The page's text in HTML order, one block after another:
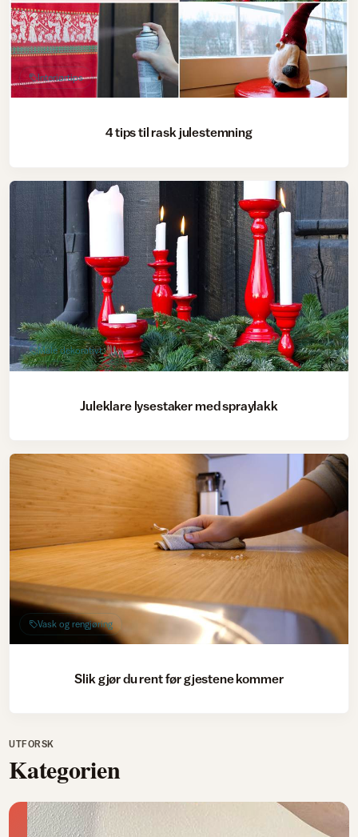
Interiørtips
4 tips til rask julestemning
Male dekorativt
Juleklare lysestaker med spraylakk
Vask og rengjøring
Slik gjør du rent før gjestene kommer
UTFORSK
Kategorien